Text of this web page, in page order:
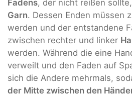
Fadens, der nicht reißen
Garn. Dessen Enden müssen
werden und der entstandene
zwischen rechter und linker
werden. Während die eine
verweilt und den Faden auf
sich die Andere mehrmals,
der Mitte zwischen den